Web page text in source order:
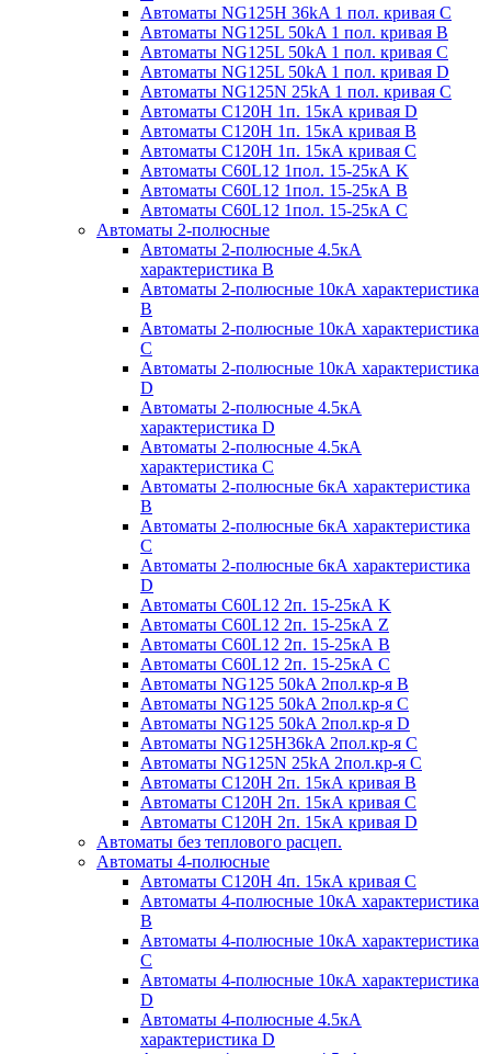
Автоматы NG125H 36kA 1 пол. кривая C
Автоматы NG125L 50kA 1 пол. кривая B
Автоматы NG125L 50kA 1 пол. кривая C
Автоматы NG125L 50kA 1 пол. кривая D
Автоматы NG125N 25kA 1 пол. кривая C
Автоматы С120H 1п. 15кА кривая D
Автоматы С120H 1п. 15кА кривая В
Автоматы С120H 1п. 15кА кривая С
Автоматы С60L12 1пол. 15-25кА K
Автоматы С60L12 1пол. 15-25кА В
Автоматы С60L12 1пол. 15-25кА С
Автоматы 2-полюсные
Автоматы 2-полюсные 4.5кА
характеристика В
Автоматы 2-полюсные 10кА характеристика
B
Автоматы 2-полюсные 10кА характеристика
C
Автоматы 2-полюсные 10кА характеристика
D
Автоматы 2-полюсные 4.5кА
характеристика D
Автоматы 2-полюсные 4.5кА
характеристика С
Автоматы 2-полюсные 6кА характеристика
B
Автоматы 2-полюсные 6кА характеристика
C
Автоматы 2-полюсные 6кА характеристика
D
Автоматы C60L12 2п. 15-25кА K
Автоматы C60L12 2п. 15-25кА Z
Автоматы C60L12 2п. 15-25кА B
Автоматы C60L12 2п. 15-25кА C
Автоматы NG125 50kA 2пол.кр-я B
Автоматы NG125 50kA 2пол.кр-я C
Автоматы NG125 50kA 2пол.кр-я D
Автоматы NG125H36kA 2пол.кр-я C
Автоматы NG125N 25kA 2пол.кр-я C
Автоматы С120H 2п. 15кА кривая B
Автоматы С120H 2п. 15кА кривая C
Автоматы С120H 2п. 15кА кривая D
Автоматы без теплового расцеп.
Автоматы 4-полюсные
Автоматы С120H 4п. 15кА кривая C
Автоматы 4-полюсные 10кА характеристика
B
Автоматы 4-полюсные 10кА характеристика
C
Автоматы 4-полюсные 10кА характеристика
D
Автоматы 4-полюсные 4.5кА
характеристика D